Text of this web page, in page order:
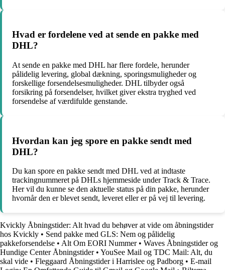
Hvad er fordelene ved at sende en pakke med
DHL?
At sende en pakke med DHL har flere fordele, herunder
pålidelig levering, global dækning, sporingsmuligheder og
forskellige forsendelsesmuligheder. DHL tilbyder også
forsikring på forsendelser, hvilket giver ekstra tryghed ved
forsendelse af værdifulde genstande.
Hvordan kan jeg spore en pakke sendt med
DHL?
Du kan spore en pakke sendt med DHL ved at indtaste
trackingnummeret på DHLs hjemmeside under Track & Trace.
Her vil du kunne se den aktuelle status på din pakke, herunder
hvornår den er blevet sendt, leveret eller er på vej til levering.
Kvickly Åbningstider: Alt hvad du behøver at vide om åbningstider
hos Kvickly • Send pakke med GLS: Nem og pålidelig
pakkeforsendelse • Alt Om EORI Nummer• Waves Åbningstider og
Hundige Center Åbningstider• YouSee Mail og TDC Mail: Alt, du
skal vide • Fleggaard Åbningstider i Harrislee og Padborg • E-mail